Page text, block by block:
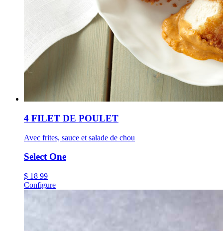
4 FILET DE POULET
Avec frites, sauce et salade de chou
Select One
$ 18 99
Configure